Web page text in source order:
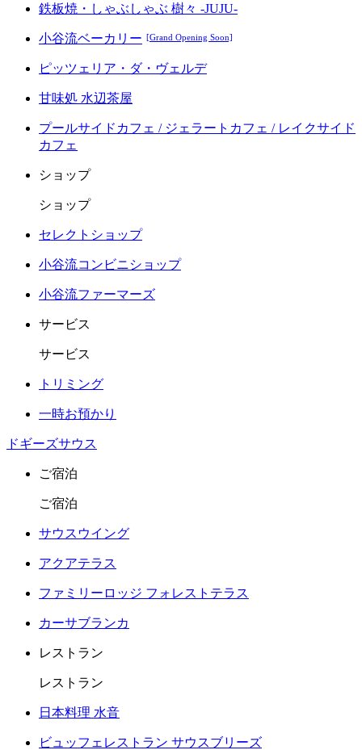
鉄板焼・しゃぶしゃぶ 樹々 -JUJU-
小谷流ベーカリー [Grand Opening Soon]
ピッツェリア・ダ・ヴェルデ
甘味処 水辺茶屋
プールサイドカフェ / ジェラートカフェ / レイクサイド
カフェ
ショップ
ショップ
セレクトショップ
小谷流コンビニショップ
小谷流ファーマーズ
サービス
サービス
トリミング
一時お預かり
ドギーズサウス
ご宿泊
ご宿泊
サウスウイング
アクアテラス
ファミリーロッジ フォレストテラス
カーサブランカ
レストラン
レストラン
日本料理 水音
ビュッフェレストラン サウスブリーズ